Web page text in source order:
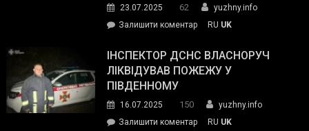
гуманітарну
допомогу
23.07.2025 62
yuzhny.info
Залишити коментарon
провів
нараду
силових
та
RU UK
ІНСПЕКТОР ДСНС ВЛАСНОРУЧ
ЛІКВІДУВАВ ПОЖЕЖУ У
ПІВДЕННОМУ
16.07.2025 150
yuzhny.info
Залишити коментарon
RU UK